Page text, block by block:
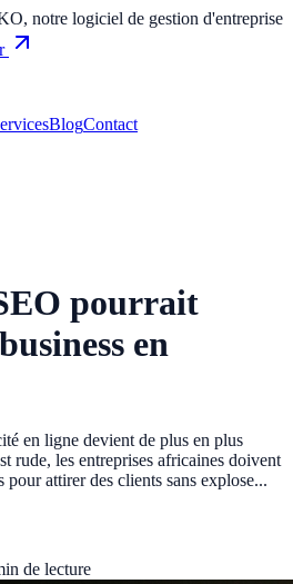
notre logiciel de gestion d'entreprise
BlogContact
pourrait
en
en ligne devient de plus en plus
rude, les entreprises africaines doivent
attirer des clients sans explose...
de lecture